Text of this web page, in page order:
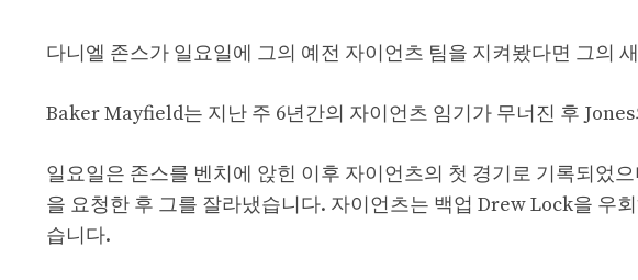
다니엘 존스가 일요일에 그의 예전 자이언츠 팀을 지켜봤다면 그의
Baker Mayfield는 지난 주 6년간의 자이언츠 임기가 무너진 후
일요일은 존스를 벤치에 앉힌 이후 자이언츠의 첫 경기로 기록되었
을 요청한 후 그를 잘라냈습니다. 자이언츠는 백업 Drew Lock을 우
습니다.